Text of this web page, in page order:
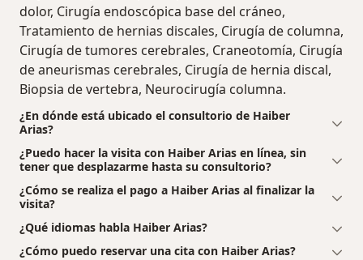
dolor, Cirugía endoscópica base del cráneo,
Tratamiento de hernias discales, Cirugía de columna,
Cirugía de tumores cerebrales, Craneotomía, Cirugía
de aneurismas cerebrales, Cirugía de hernia discal,
Biopsia de vertebra, Neurocirugía columna.
¿En dónde está ubicado el consultorio de Haiber
Arias?
¿Puedo hacer la visita con Haiber Arias en línea, sin
tener que desplazarme hasta su consultorio?
¿Cómo se realiza el pago a Haiber Arias al finalizar la
visita?
¿Qué idiomas habla Haiber Arias?
¿Cómo puedo reservar una cita con Haiber Arias?